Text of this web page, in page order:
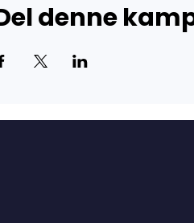
denne